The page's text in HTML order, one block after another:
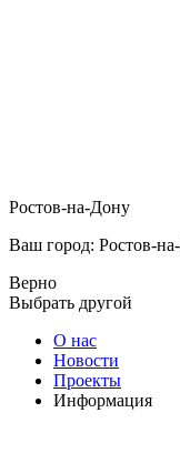
Ростов-на-Дону
Ваш город: Ростов-
Верно
Выбрать другой
О нас
Новости
Проекты
Информация